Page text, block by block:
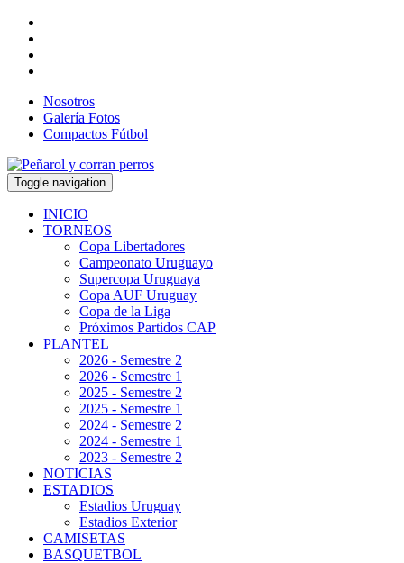
Nosotros
Galería Fotos
Compactos Fútbol
Toggle navigation
INICIO
TORNEOS
Copa Libertadores
Campeonato Uruguayo
Supercopa Uruguaya
Copa AUF Uruguay
Copa de la Liga
Próximos Partidos CAP
PLANTEL
2026 - Semestre 2
2026 - Semestre 1
2025 - Semestre 2
2025 - Semestre 1
2024 - Semestre 2
2024 - Semestre 1
2023 - Semestre 2
NOTICIAS
ESTADIOS
Estadios Uruguay
Estadios Exterior
CAMISETAS
BASQUETBOL